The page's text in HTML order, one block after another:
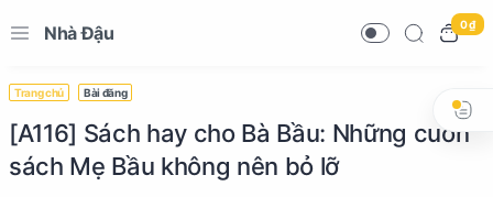
Nhà Đậu 0 ₫
Trang chủ Bài đăng
[A116] Sách hay cho Bà Bầu: Những cuốn
sách Mẹ Bầu không nên bỏ lỡ